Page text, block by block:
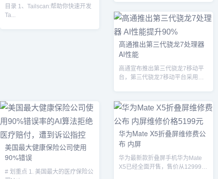
目录 1、Tailscan:帮助你快速开发
Ta...
高通推出第三代骁龙7处理器
AI性能
高通宣布推出第三代骁龙7移动平
台，第三代骁龙7移动平台采用了
美国最大健康保险公司使用
90%错误
# 划重点 1. 美国最大的医疗保险公
华为Mate X5折叠屏维修费公
布 内屏
华为最新款折叠屏手机华为Mate
X5已经全面开售，售价从12999元